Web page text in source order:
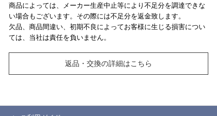
商品によっては、メーカー生産中止等により不足分を調達できな
い場合もございます。その際には不足分を返金致します。
欠品、商品間違い、初期不良によってお客様に生じる損害につい
ては、当社は責任を負いません。
返品・交換の詳細はこちら